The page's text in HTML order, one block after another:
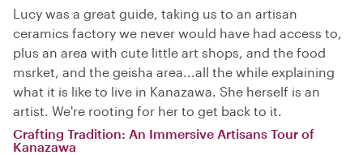
Lucy was a great guide, taking us to an artisan
ceramics factory we never would have had access to,
plus an area with cute little art shops, and the food
msrket, and the geisha area...all the while explaining
what it is like to live in Kanazawa. She herself is an
artist. We're rooting for her to get back to it.
Crafting Tradition: An Immersive Artisans Tour of
Kanazawa